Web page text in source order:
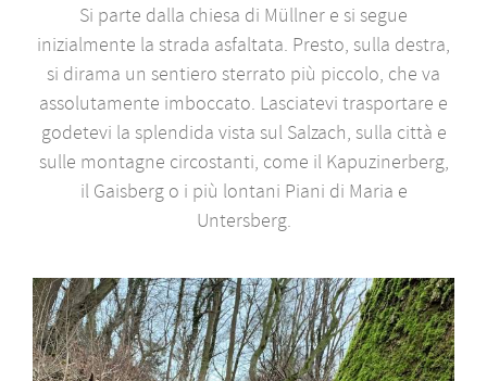
Si parte dalla chiesa di Müllner e si segue
inizialmente la strada asfaltata. Presto, sulla destra,
si dirama un sentiero sterrato più piccolo, che va
assolutamente imboccato. Lasciatevi trasportare e
godetevi la splendida vista sul Salzach, sulla città e
sulle montagne circostanti, come il Kapuzinerberg,
il Gaisberg o i più lontani Piani di Maria e
Untersberg.